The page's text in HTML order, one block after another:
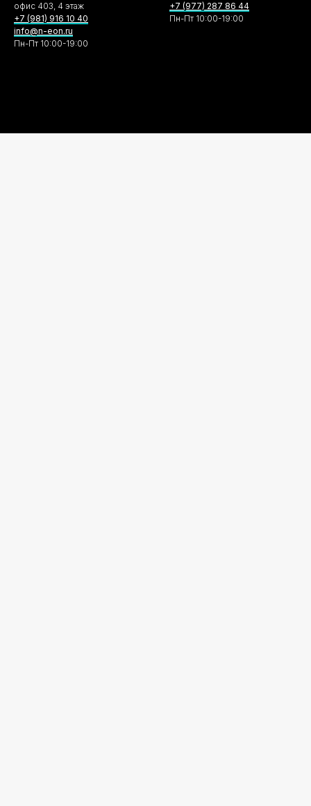
офис 403, 4 этаж
+7 (981) 916 10 40
info@n-eon.ru
Пн-Пт 10:00-19:00
+7 (977) 287 86 44
Пн-Пт 10:00-19:00